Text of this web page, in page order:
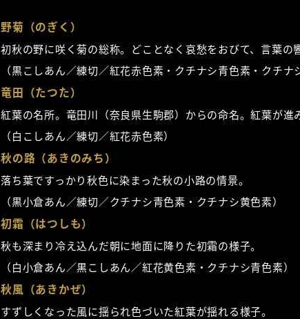
野菊（のぎく）
初秋の野に咲く菊の総称。どことなく哀愁をおびて、言葉の
（黒こしあん／練切／紅花赤色素・クチナシ青色素・クチナ
竜田（たつた）
紅葉の名所。竜田川（奈良県生駒郡）からの命名。紅葉が進
（白こしあん／練切／紅花赤色素）
秋の路（あきのみち）
落ち葉ですっかり秋色に染まった秋の小路の情景。
（黒小倉あん／練切／クチナシ青色素・クチナシ黄色素）
初霜（はつしも）
秋も深まり冷え込んだ朝に地面に降りた初霜の様子。
（白小倉あん／黒こしあん／紅花黄色素・クチナシ青色素）
秋風（あきかぜ）
すずしくなった風に揺られ色づいた紅葉が揺れる様子。